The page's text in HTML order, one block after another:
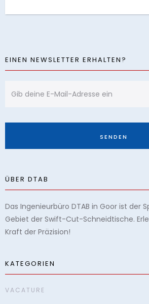
EINEN NEWSLETTER ERHALTEN?
ÜBER DTAB
Das Ingenieurbüro DTAB in Goor ist der
Gebiet der Swift-Cut-Schneidtische.
Kraft der Präzision!
KATEGORIEN
VACATURE